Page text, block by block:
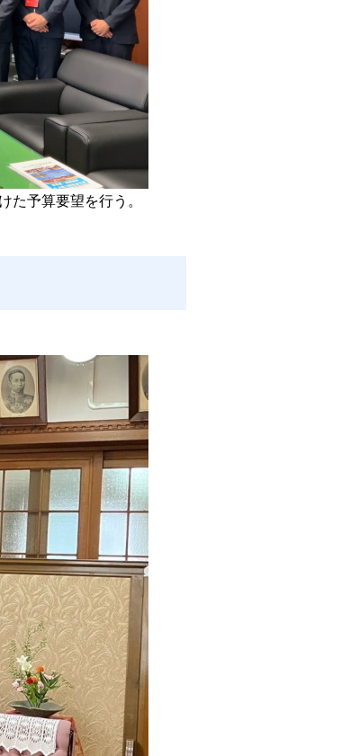
た予算要望を行う。